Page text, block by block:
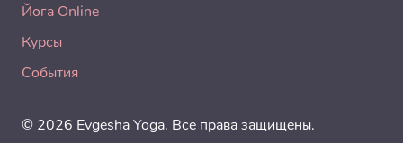
Йога Online
Курсы
События
© 2026 Evgesha Yoga. Все права защищены.